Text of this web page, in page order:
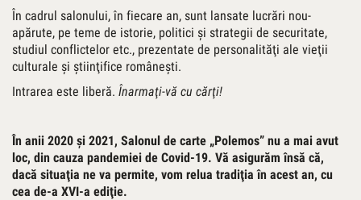
În cadrul salonului, în fiecare an, sunt lansate lucrări nou-
apărute, pe teme de istorie, politici şi strategii de securitate,
studiul conflictelor etc., prezentate de personalităţi ale vieţii
culturale şi ştiinţifice româneşti.
Intrarea este liberă. Înarmaţi-vă cu cărţi!
În anii 2020 şi 2021, Salonul de carte „Polemos” nu a mai avut
loc, din cauza pandemiei de Covid-19. Vă asigurăm însă că,
dacă situaţia ne va permite, vom relua tradiţia în acest an, cu
cea de-a XVI-a ediţie.